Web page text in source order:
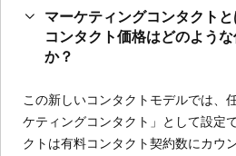
マーケティングコンタクトと
コンタクト価格はどのよう
か？
この新しいコンタクトモデルでは、
ケティングコンタクト」として設定
クトは有料コンタクト契約数にカウ